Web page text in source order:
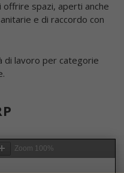
spazi, aperti anche
e di raccordo con
di lavoro per categorie
Zoom 100%